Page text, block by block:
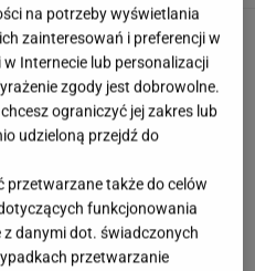
na potrzeby wyświetlania
zainteresowań i preferencji w
Internecie lub personalizacji
zgody jest dobrowolne.
ograniczyć jej zakres lub
udzieloną przejdź do
przetwarzane także do celów
funkcjonowania
z danymi dot. świadczonych
przetwarzanie